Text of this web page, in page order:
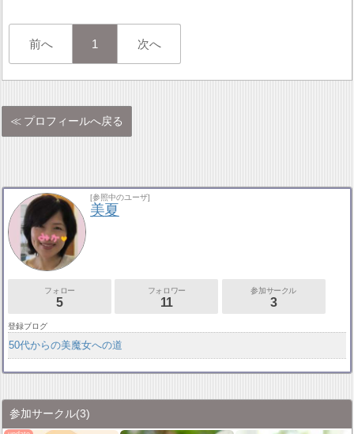
前へ 1 次へ
プロフィールへ戻る
[参照中のユーザ]
美夏
フォロー
5
フォロワー
11
参加サークル
3
登録ブログ
50代からの美魔女への道
参加サークル(3)